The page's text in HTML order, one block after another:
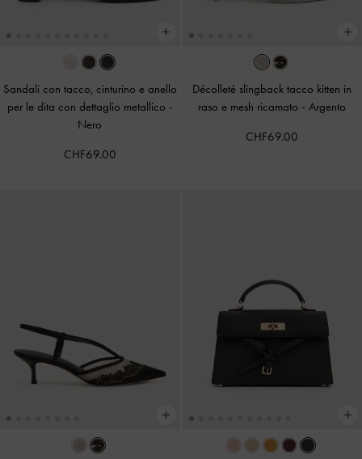
Sandali con tacco, cinturino e anello
per le dita con dettaglio metallico -
Nero
CHF69.00
Décolleté slingback tacco kitten in
raso e mesh ricamato - Argento
CHF69.00